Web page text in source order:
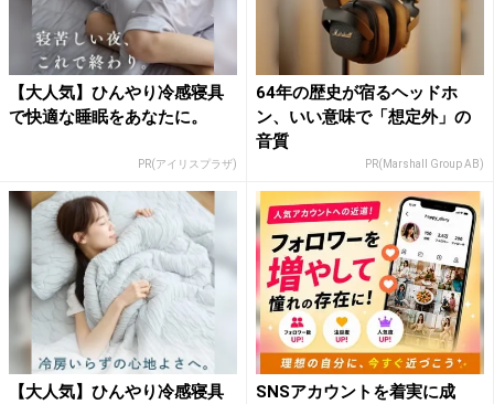
【大人気】ひんやり冷感寝具
で快適な睡眠をあなたに。
PR(アイリスプラザ)
64年の歴史が宿るヘッドホ
ン、いい意味で「想定外」の
音質
PR(Marshall Group AB)
【大人気】ひんやり冷感寝具
SNSアカウントを着実に成